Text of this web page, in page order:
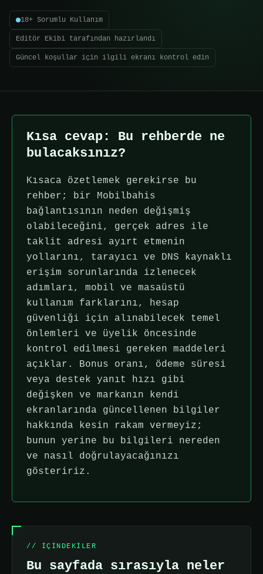
18+ Sorumlu Kullanım
Editör Ekibi tarafından hazırlandı
Güncel koşullar için ilgili ekranı kontrol edin
Kısa cevap: Bu rehberde ne
bulacaksınız?
Kısaca özetlemek gerekirse bu
rehber; bir Mobilbahis
bağlantısının neden değişmiş
olabileceğini, gerçek adres ile
taklit adresi ayırt etmenin
yollarını, tarayıcı ve DNS kaynaklı
erişim sorunlarında izlenecek
adımları, mobil ve masaüstü
kullanım farklarını, hesap
güvenliği için alınabilecek temel
önlemleri ve üyelik öncesinde
kontrol edilmesi gereken maddeleri
açıklar. Bonus oranı, ödeme süresi
veya destek yanıt hızı gibi
değişken ve markanın kendi
ekranlarında güncellenen bilgiler
hakkında kesin rakam vermeyiz;
bunun yerine bu bilgileri nereden
ve nasıl doğrulayacağınızı
gösteririz.
// IÇINDEKILER
Bu sayfada sırasıyla neler